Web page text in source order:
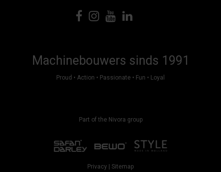
Machinebouwers sinds 1991
Proud • Action • Passionate • Fun • Loyal
Part of the Nivora group
Privacy Sitemap